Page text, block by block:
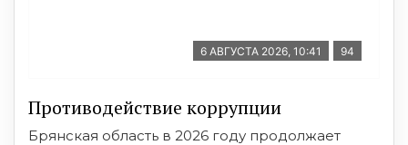
6 АВГУСТА 2026, 10:41 94
Противодействие коррупции
Брянская область в 2026 году продолжает